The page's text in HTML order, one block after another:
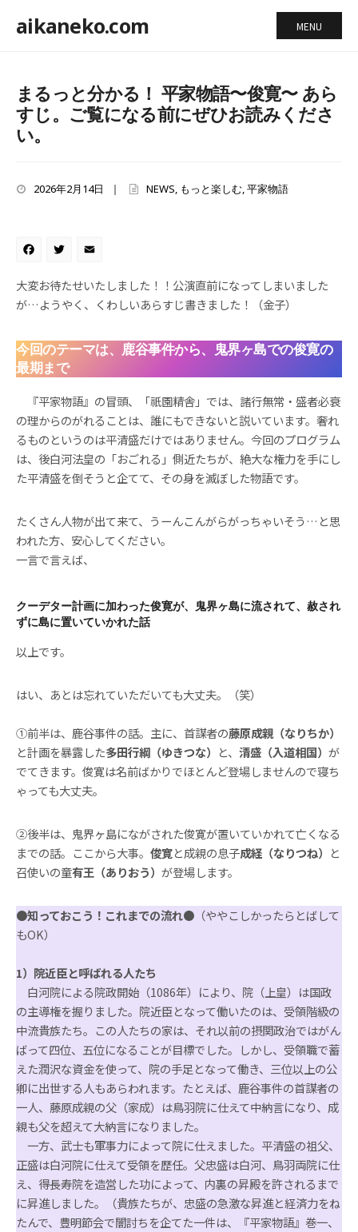
aikaneko.com MENU
まるっと分かる！ 平家物語〜俊寛〜 あら
すじ。ご覧になる前にぜひお読みくださ
い。
2026年2月14日 | NEWS, もっと楽しむ,平家物語
Facebook
Twitter
大変お待たせいたしました！！公演直前になってしまいました
が…ようやく、くわしいあらすじ書きました！（金子）
今回のテーマは、鹿谷事件から、鬼界ヶ島での俊寛の
最期まで
『平家物語』の冒頭、「祇園精舎」では、諸行無常・盛者必衰
の理からのがれることは、誰にもできないと説いています。奢れ
るものというのは平清盛だけではありません。今回のプログラム
は、後白河法皇の「おごれる」側近たちが、絶大な権力を手にし
た平清盛を倒そうと企てて、その身を滅ぼした物語です。
たくさん人物が出て来て、うーんこんがらがっちゃいそう…と思
われた方、安心してください。
一言で言えば、
クーデター計画に加わった俊寛が、鬼界ヶ島に流されて、赦され
ずに島に置いていかれた話
以上です。
はい、あとは忘れていただいても大丈夫。（笑）
①前半は、鹿谷事件の話。主に、首謀者の藤原成親（なりちか）
と計画を暴露した多田行綱（ゆきつな） と、 清盛（入道相国） が
でてきます。俊寛は名前ばかりでほとんど登場しませんので寝ち
ゃっても大丈夫。
②後半は、鬼界ヶ島にながされた俊寛が置いていかれて亡くなる
までの話。ここから大事。 俊寛と成親の息子成経（なりつね） と
召使いの童有王（ありおう） が登場します。
●知っておこう！これまでの流れ● （ややこしかったらとばして
もOK）
1）院近臣と呼ばれる人たち
白河院による院政開始（1086年）により、院（上皇）は国政
の主導権を握りました。院近臣となって働いたのは、受領階級の
中流貴族たち。この人たちの家は、それ以前の摂関政治ではがん
ばって四位、五位になることが目標でした。しかし、受領職で蓄
えた潤沢な資金を使って、院の手足となって働き、三位以上の公
卿に出世する人もあらわれます。たとえば、鹿谷事件の首謀者の
一人、藤原成親の父（家成）は鳥羽院に仕えて中納言になり、成
親も父を超えて大納言になりました。
一方、武士も軍事力によって院に仕えました。平清盛の祖父、
正盛は白河院に仕えて受領を歴任。父忠盛は白河、鳥羽両院に仕
え、得長寿院を造営した功によって、内裏の昇殿を許されるまで
に昇進しました。（貴族たちが、忠盛の急激な昇進と経済力をね
たんで、豊明節会で闇討ちを企てた一件は、『平家物語』巻一、